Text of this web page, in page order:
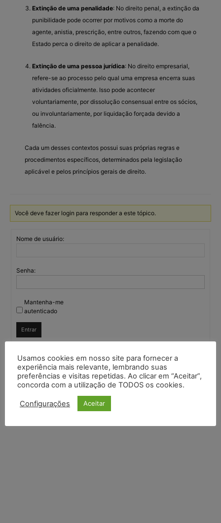
Extinção de uma penalidade: No direito penal, a extinção da
punibilidade pode ocorrer por motivos como a morte do
agente, anistia, prescrição, entre outros, fazendo com que o
Estado perca o direito de aplicar a penalidade.
Extinção de uma pessoa jurídica: No direito empresarial,
refere-se ao processo pelo qual uma empresa encerra suas
atividades oficialmente. Isso pode acontecer
voluntariamente, por dissolução consensual entre os sócios,
ou involuntariamente, por liquidação forçada devido a
falência.
Cada um desses contextos possui suas próprias regras e
procedimentos específicos, determinados pela legislação
aplicável e pelos princípios gerais de direito.
Você deve fazer login para responder a este tópico.
Nome de usuário:
Senha:
Mantenha-me
autenticado
Entrar
Continuar comGoogle
Continuar comX
Usamos cookies em nosso site para fornecer a
experiência mais relevante, lembrando suas
preferências e visitas repetidas. Ao clicar em “Aceitar”,
concorda com a utilização de TODOS os cookies.
Configurações Aceitar